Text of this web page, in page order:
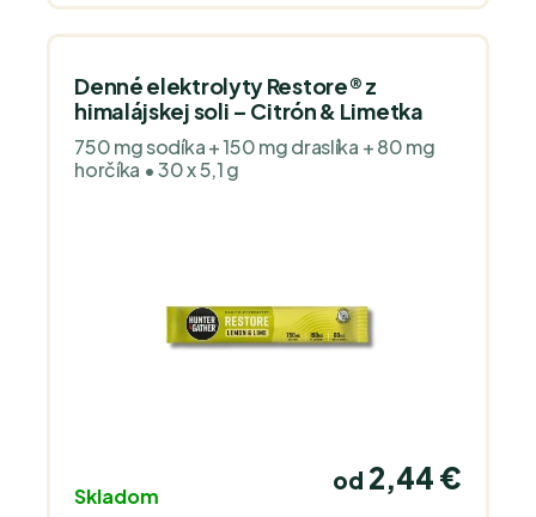
Denné elektrolyty Restore® z
himalájskej soli – Citrón & Limetka
750 mg sodíka + 150 mg draslíka + 80 mg
horčíka • 30 x 5,1 g
Skladom
od 2,44 €